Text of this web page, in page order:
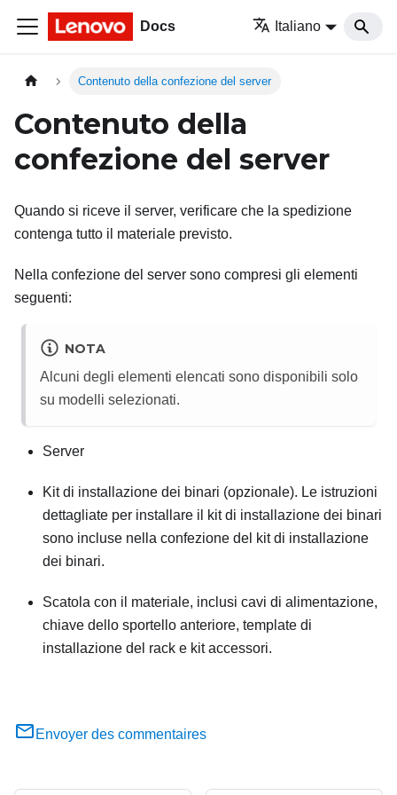
Docs Italiano
Contenuto della confezione del server
Contenuto della
confezione del server
Quando si riceve il server, verificare che la spedizione
contenga tutto il materiale previsto.
Nella confezione del server sono compresi gli elementi
seguenti:
NOTA
Alcuni degli elementi elencati sono disponibili solo
su modelli selezionati.
Server
Kit di installazione dei binari (opzionale). Le istruzioni
dettagliate per installare il kit di installazione dei binari
sono incluse nella confezione del kit di installazione
dei binari.
Scatola con il materiale, inclusi cavi di alimentazione,
chiave dello sportello anteriore, template di
installazione del rack e kit accessori.
Envoyer des commentaires